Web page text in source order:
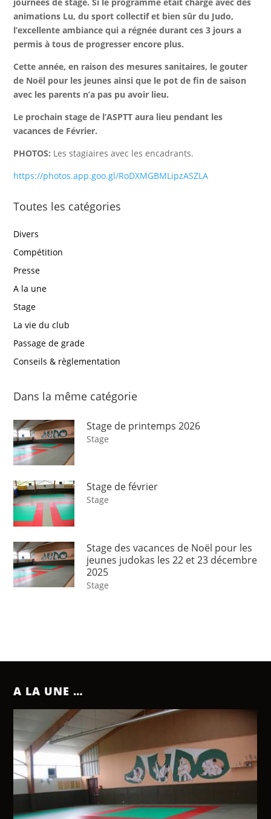
animations Lu, du sport collectif et bien sûr du Judo,
l’excellente ambiance qui a régnée durant ces 3 jours a
permis à tous de progresser encore plus.
Cette année, en raison des mesures sanitaires, le gouter
de Noël pour les jeunes ainsi que le pot de fin de saison
avec les parents n’a pas pu avoir lieu.
Le prochain stage de l’ASPTT aura lieu pendant les
vacances de Février.
PHOTOS: Les stagiaires avec les encadrants.
https://photos.app.goo.gl/RoDXMGBMLipzASZLA
Toutes les catégories
Divers
Compétition
Presse
A la une
Stage
La vie du club
Passage de grade
Conseils & règlementation
Dans la même catégorie
Stage de printemps 2026
Stage
Stage de février
Stage
Stage des vacances de Noël pour les
jeunes judokas les 22 et 23 décembre
2025
Stage
A LA UNE …